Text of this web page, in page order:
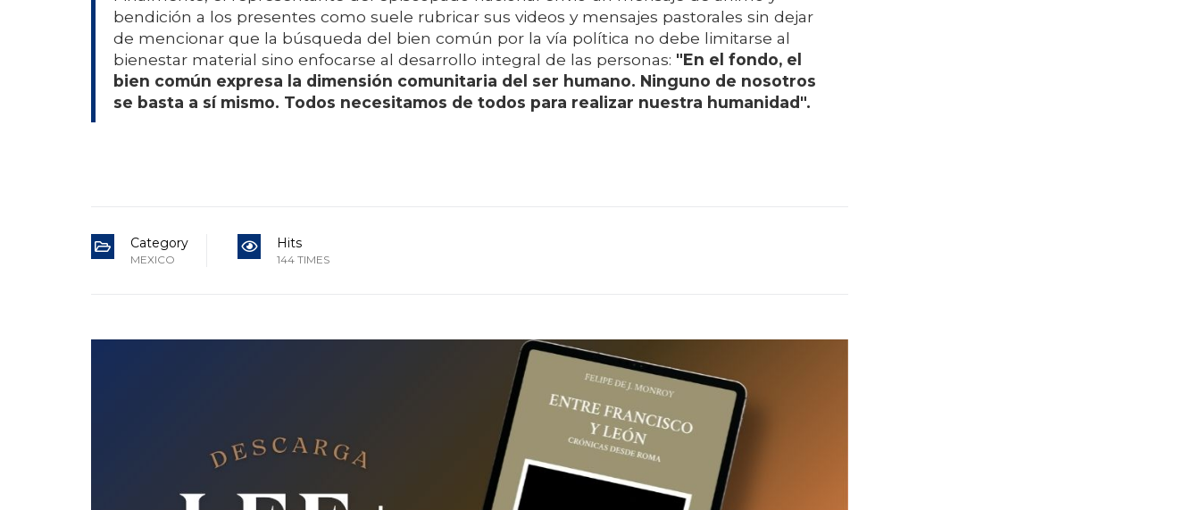
bendición a los presentes como suele rubricar sus videos y mensajes pastorales sin dejar
de mencionar que la búsqueda del bien común por la vía política no debe limitarse al
bienestar material sino enfocarse al desarrollo integral de las personas: "En el fondo, el
bien común expresa la dimensión comunitaria del ser humano. Ninguno de nosotros
se basta a sí mismo. Todos necesitamos de todos para realizar nuestra humanidad".
Category
MEXICO
Hits
144 TIMES